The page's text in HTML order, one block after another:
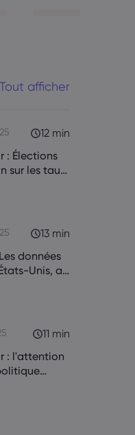
Tout afficher
12 min
: Élections
sur les taux
13 min
données
Unis, au
11 min
: l'attention